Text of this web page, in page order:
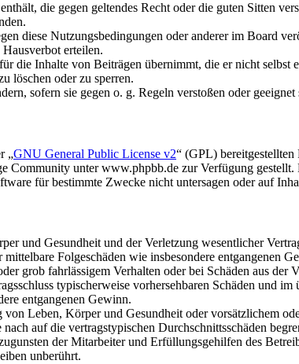
die gegen geltendes Recht oder die guten Sitten
diese Nutzungsbedingungen oder anderer im Board
erteilen.
die Inhalte von Beiträgen übernimmt, die er nicht selbst
löschen oder zu sperren.
sofern sie gegen o. g. Regeln verstoßen oder
„GNU General Public License v2“ (GPL)
Community unter www.phpbb.de zur Verfügung
für bestimmte Zwecke nicht untersagen oder auf
und Gesundheit und der Verletzung wesentlicher
Folgeschäden wie insbesondere entgangenen
grob fahrlässigem Verhalten oder bei Schäden aus
typischerweise vorhersehbaren Schäden und
entgangenen Gewinn.
Leben, Körper und Gesundheit oder vorsätzlichem
auf die vertragstypischen Durchschnittsschäden
der Mitarbeiter und Erfüllungsgehilfen des
unberührt.